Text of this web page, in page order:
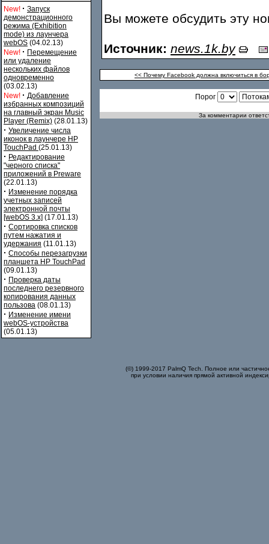
New! · Запуск
демонстрационного
режима (Exhibition
mode) из лаунчера
webOS (04.02.13)
New! · Перемещение
или удаление
нескольких файлов
одновременно
(03.02.13)
New! · Добавление
избранных композиций
на главный экран Music
Player (Remix) (28.01.13)
· Увеличение числа
иконок в лаунчере HP
TouchPad (25.01.13)
· Редактирование
"черного списка"
приложений в Preware
(22.01.13)
· Изменение порядка
учетных записей
электронной почты
[webOS 3.x] (17.01.13)
· Сортировка списков
путем нажатия и
удержания (11.01.13)
· Способы перезагрузки
планшета HP TouchPad
(09.01.13)
· Проверка даты
последнего резервного
копирования данных
пользова (08.01.13)
· Изменение имени
webOS-устройства
(05.01.13)
Вы можете обсудить эту
Источник: news.1k.by
<< Почему Facebook должна включиться в
Порог
За комментарии
(©) 1999-2017 PalmQ Tech. Полное или
при условии наличия прямой активной